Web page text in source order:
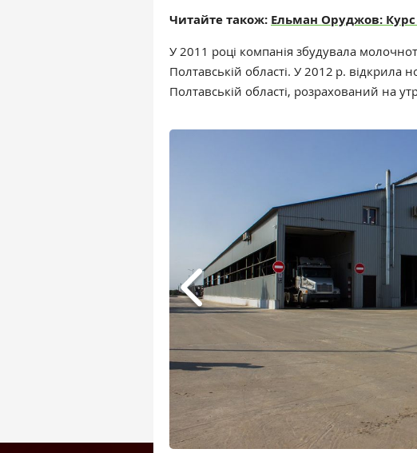
Читайте також: Ельман Оруджов:
У 2011 році компанія збудувала
Полтавській області. У 2012 р.
Полтавській області, розрахований на